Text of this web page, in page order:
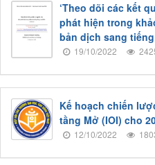
‘Theo dõi các kết
phát hiện trong
bản dịch sang
19/10/2022
Kế hoạch chiến
tầng Mở (IOI) cho
12/10/2022